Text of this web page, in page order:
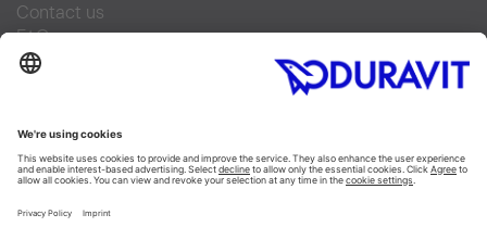
Contact us
FAQs
Find a retailer
Facebook
Instagram
Pinterest
Linked In
YouTube